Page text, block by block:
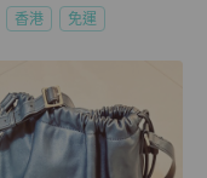
香港 免運